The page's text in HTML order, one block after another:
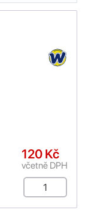
120 Kč
včetně DPH